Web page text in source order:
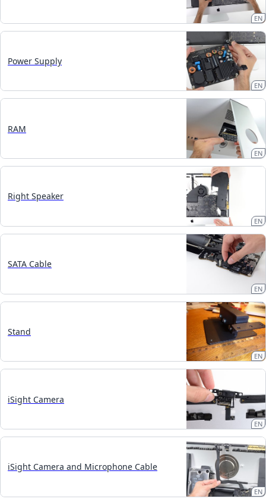
EN
Power Supply
EN
RAM
EN
Right Speaker
EN
SATA Cable
EN
Stand
EN
iSight Camera
EN
iSight Camera and Microphone Cable
EN